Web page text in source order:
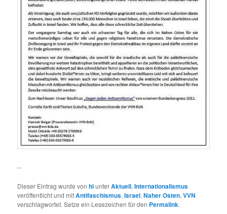
..
Dieser Eintrag wurde vonhlunterAktuell,Internationalismus
veröffentlicht und mitAntifaschismus,Israel,Naher Osten,VVN
verschlagwortet. Setze ein Lesezeichen für den Permalink.